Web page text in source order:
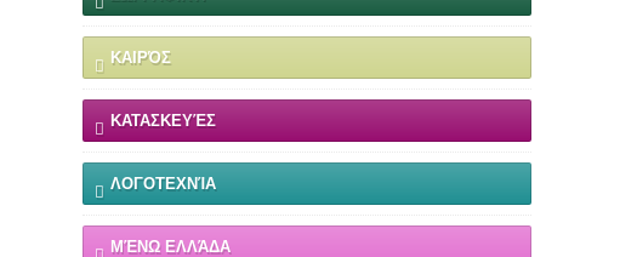
ΚΑΙΡΌΣ
ΚΑΤΑΣΚΕΥΈΣ
ΛΟΓΟΤΕΧΝΊΑ
ΜΈΝΩ ΕΛΛΆΔΑ